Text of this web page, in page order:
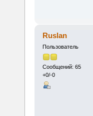
Ruslan
Пользователь
Сообщений: 65
+0/-0